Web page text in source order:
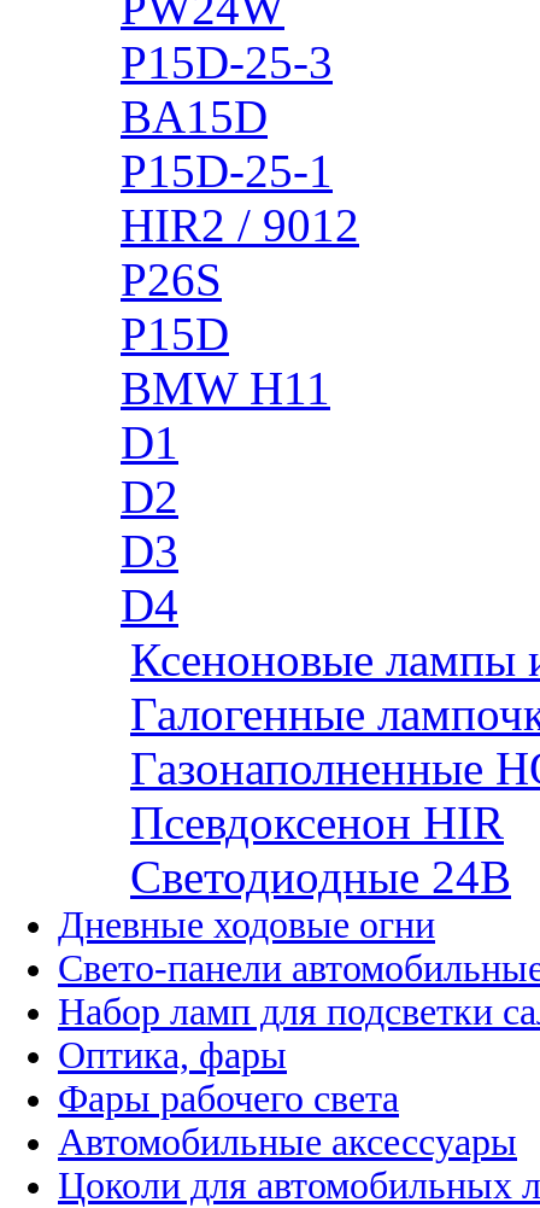
P15D-25-3
BA15D
P15D-25-1
HIR2 / 9012
P26S
P15D
BMW H11
D1
D2
D3
D4
Ксеноновые лампы
Галогенные
Газонаполненные
Псевдоксенон HIR
Cветодиодные 24B
Дневные ходовые огни
Свето-панели
Набор ламп для подсветки
Оптика, фары
Фары рабочего света
Автомобильные аксессуары
Цоколи для автомобильных